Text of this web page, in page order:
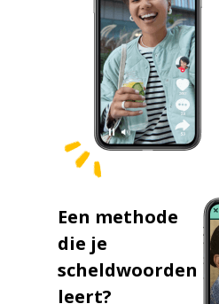
Een methode
die je
scheldwoorden
leert?